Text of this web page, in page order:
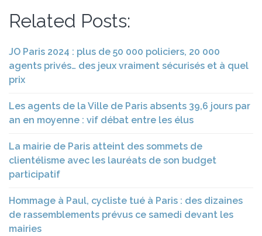
Related Posts:
JO Paris 2024 : plus de 50 000 policiers, 20 000
agents privés… des jeux vraiment sécurisés et à quel
prix
Les agents de la Ville de Paris absents 39,6 jours par
an en moyenne : vif débat entre les élus
La mairie de Paris atteint des sommets de
clientélisme avec les lauréats de son budget
participatif
Hommage à Paul, cycliste tué à Paris : des dizaines
de rassemblements prévus ce samedi devant les
mairies